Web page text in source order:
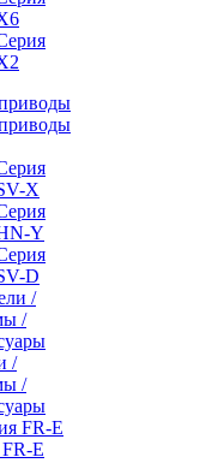
X
Y
D
/
/
E